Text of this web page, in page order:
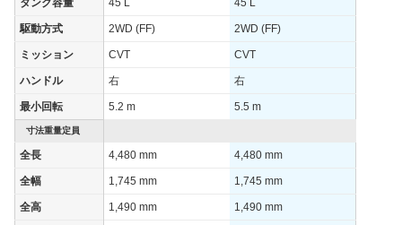
- -
装備オプション
タンク容量 45 L 45 L
駆動方式 2WD (FF) 2WD (FF)
ミッション CVT CVT
ハンドル 右 右
最小回転 5.2 m 5.5 m
寸法重量定員
全長 4,480 mm 4,480 mm
全幅 1,745 mm 1,745 mm
全高 1,490 mm 1,490 mm